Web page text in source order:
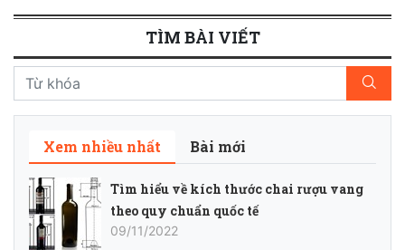
TÌM BÀI VIẾT
Xem nhiều nhất Bài mới
Tìm hiểu về kích thước chai rượu vang
theo quy chuẩn quốc tế
09/11/2022